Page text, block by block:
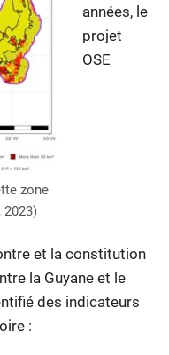
zone
2023)
années, le
projet
OSE
et la constitution
la Guyane et le
des indicateurs
: